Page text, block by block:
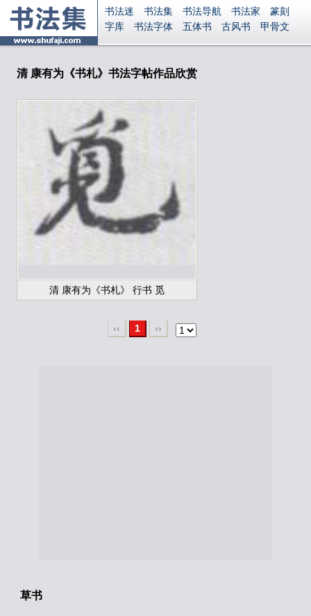
书法迷 书法集 书法导航 书法家
篆刻
字库
书法字体 五体书 古风书
甲骨文
集字
字形 大字 篆刻之家
起名
识字 英语 印章
字体下载
Ai矢量
安全网站
清 康有为《书札》书法字帖作品欣赏
清 康有为《书札》 行书 觅
‹‹ 1 ››
草书